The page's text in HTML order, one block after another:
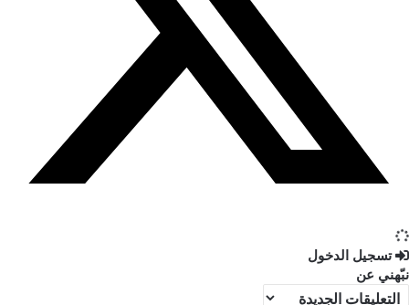
تسجيل الدخول
نبّهني عن